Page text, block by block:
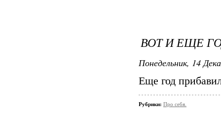
ВОТ И ЕЩЕ
Понедельник, 14
Еще год
Рубрики: Про себя.